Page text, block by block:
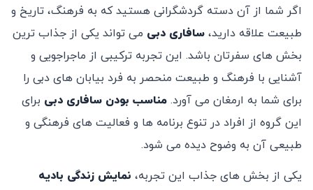
اگر شما از آن دسته گردشگرانی هستید که به فرهنگ، تاریخ و
طبیعت علاقه دارید، سافاری دبی می ‌تواند یکی از جذاب ‌ترین
بخش‌ های سفرتان باشد. این تجربه ترکیبی از ماجراجویی و
آشنایی با فرهنگ و طبیعت منحصر به فرد بیابان ‌های دبی را
برای شما به ارمغان می ‌آورد. مناسب بودن سافاری دبی برای
این گروه از افراد در تنوع برنامه‌ ها و فعالیت ‌های فرهنگی و
طبیعی آن به وضوح دیده می ‌شود.
یکی از بخش‌ های جذاب این تجربه، نمایش زندگی بادیه